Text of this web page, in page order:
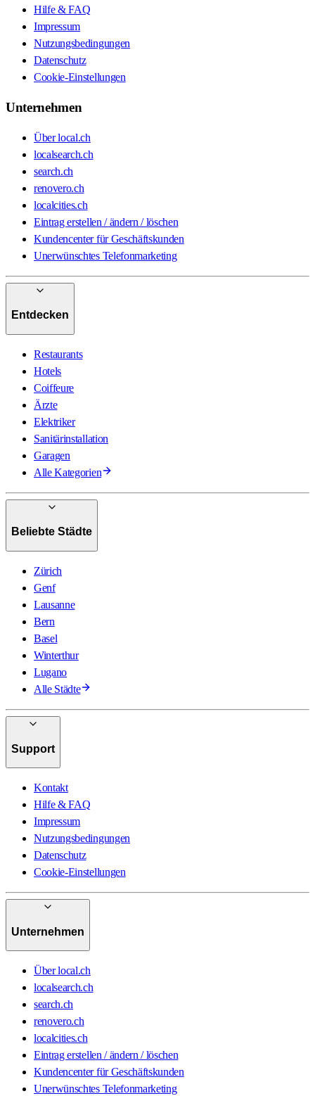
Hilfe & FAQ
Impressum
Nutzungsbedingungen
Datenschutz
Cookie-Einstellungen
Unternehmen
Über local.ch
localsearch.ch
search.ch
renovero.ch
localcities.ch
Eintrag erstellen / ändern / löschen
Kundencenter für Geschäftskunden
Unerwünschtes Telefonmarketing
Entdecken
Restaurants
Hotels
Coiffeure
Ärzte
Elektriker
Sanitärinstallation
Garagen
Alle Kategorien
Beliebte Städte
Zürich
Genf
Lausanne
Bern
Basel
Winterthur
Lugano
Alle Städte
Support
Kontakt
Hilfe & FAQ
Impressum
Nutzungsbedingungen
Datenschutz
Cookie-Einstellungen
Unternehmen
Über local.ch
localsearch.ch
search.ch
renovero.ch
localcities.ch
Eintrag erstellen / ändern / löschen
Kundencenter für Geschäftskunden
Unerwünschtes Telefonmarketing